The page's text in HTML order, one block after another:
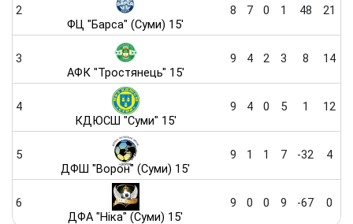
2
ФЦ "Барса" (Суми) 15'
8 7 0 1 48 21
3
АФК "Тростянець" 15'
9 4 2 3 8 14
4
КДЮСШ "Суми" 15'
9 4 0 5 1 12
5
ДФШ "Ворон" (Суми) 15'
9 1 1 7 -32 4
6
ДФА "Ніка" (Суми) 15'
9 0 0 9 -67 0